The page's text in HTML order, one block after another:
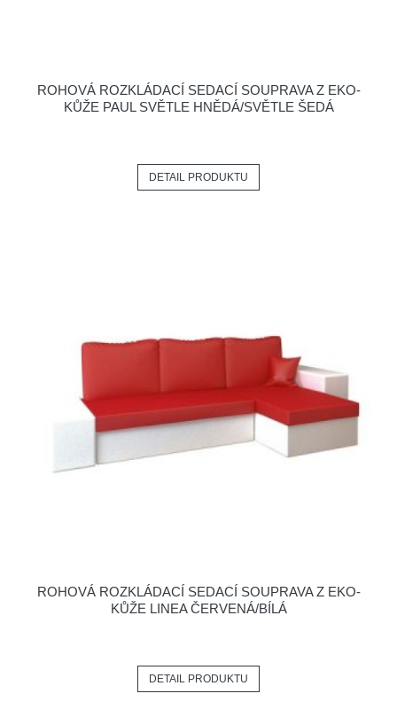
ROHOVÁ ROZKLÁDACÍ SEDACÍ SOUPRAVA Z EKO-
KŮŽE PAUL SVĚTLE HNĚDÁ/SVĚTLE ŠEDÁ
DETAIL PRODUKTU
ROHOVÁ ROZKLÁDACÍ SEDACÍ SOUPRAVA Z EKO-
KŮŽE LINEA ČERVENÁ/BÍLÁ
DETAIL PRODUKTU